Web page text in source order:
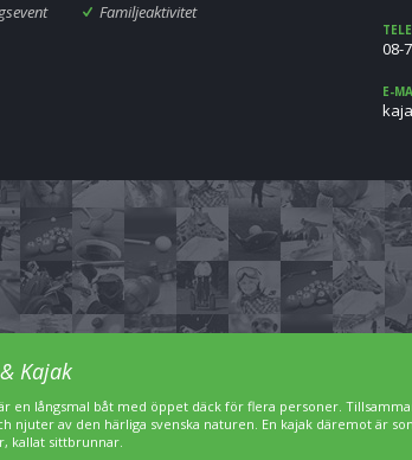
Familjeaktivitet
08-
E-
Kajak
en långsmal båt med öppet däck för flera personer.
njuter av den härliga svenska naturen. En kajak däremot är
kallat sittbrunnar.